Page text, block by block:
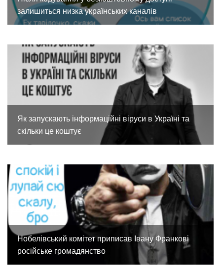
залишиться низка українських каналів
Як запускають інформаційні віруси в Україні та
скільки це коштує
Нобелівський комітет приписав Івану Франкові
російське громадянство